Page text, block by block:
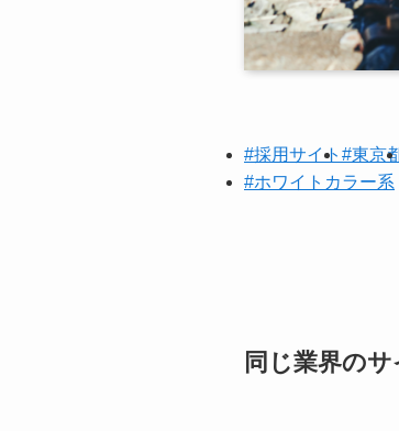
#採用サイト #東京
#ホワイトカラー系
同じ業界のサ